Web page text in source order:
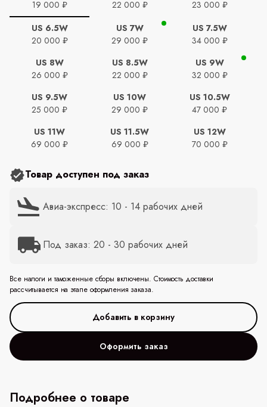
19 000 ₽
22 000 ₽
23 000 ₽
US 6.5W
20 000 ₽
US 7W
29 000 ₽
US 7.5W
34 000 ₽
US 8W
26 000 ₽
US 8.5W
22 000 ₽
US 9W
32 000 ₽
US 9.5W
25 000 ₽
US 10W
29 000 ₽
US 10.5W
47 000 ₽
US 11W
69 000 ₽
US 11.5W
69 000 ₽
US 12W
70 000 ₽
Товар доступен под заказ
Авиа-экспресс: 10 - 14 рабочих дней
Под заказ: 20 - 30 рабочих дней
Все налоги и таможенные сборы включены. Стоимость доставки
рассчитывается на этапе оформления заказа.
Оформить заказ
Подробнее о товаре